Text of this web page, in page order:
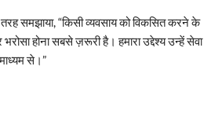
समझाया, “किसी व्यवसाय को विकसित करने के
होना सबसे ज़रूरी है। हमारा उद्देश्य उन्हें सेवा
से।”